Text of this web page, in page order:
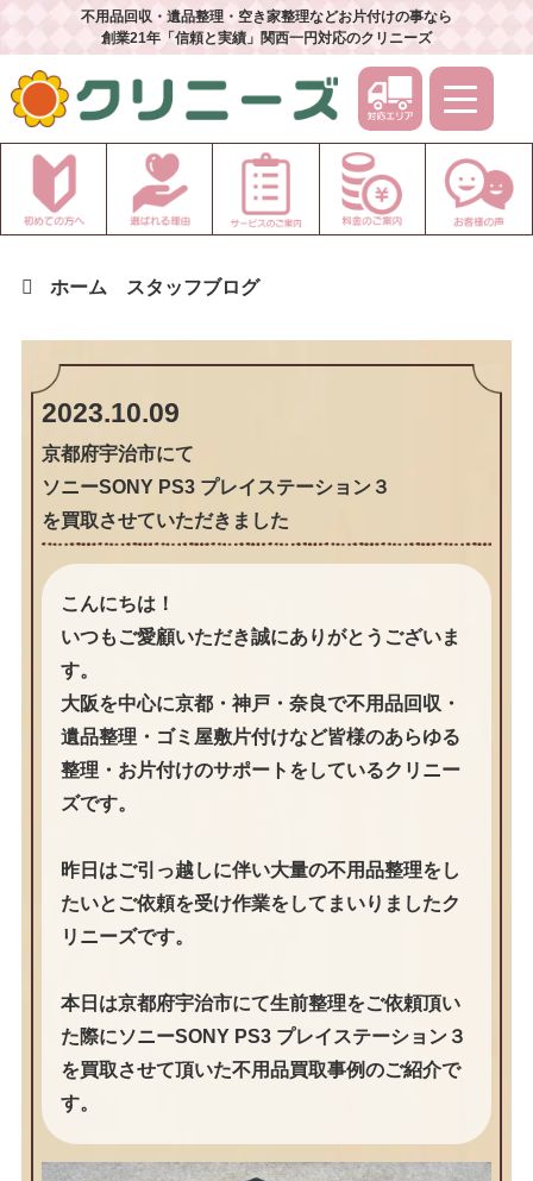
不用品回収・遺品整理・空き家整理などお片付けの事なら
創業21年「信頼と実績」関西一円対応のクリニーズ
ホーム スタッフブログ
2023.10.09
京都府宇治市にて
ソニーSONY PS3 プレイステーション３
を買取させていただきました
こんにちは！
いつもご愛顧いただき誠にありがとうございま
す。
大阪を中心に京都・神戸・奈良で不用品回収・
遺品整理・ゴミ屋敷片付けなど皆様のあらゆる
整理・お片付けのサポートをしているクリニー
ズです。
昨日はご引っ越しに伴い大量の不用品整理をし
たいとご依頼を受け作業をしてまいりましたク
リニーズです。
本日は京都府宇治市にて生前整理をご依頼頂い
た際にソニーSONY PS3 プレイステーション３
を買取させて頂いた不用品買取事例のご紹介で
す。